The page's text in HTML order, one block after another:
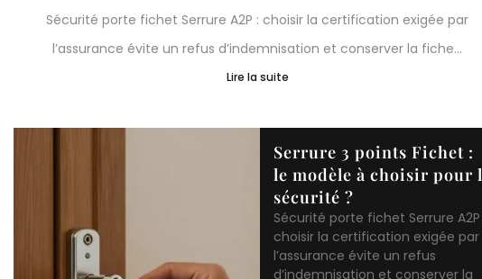
fortement les risques d’effraction et apporte une vraie tranquillité au
quotidien,...
Serrure 3 points Fichet :
le modèle à choisir pour la
sécurité ?
Sécurité porte fichet Serrure A2P :
choisir la certification exigée par
l’assurance évite un refus
d’indemnisation et conserver la